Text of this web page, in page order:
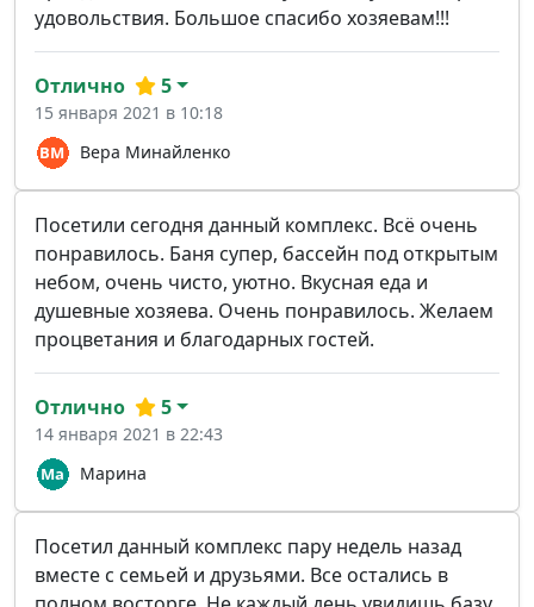
удовольствия. Большое спасибо хозяевам!!!
Вера Минайленко
Отлично 5
15 января 2021 в 10:18
Посетили сегодня данный комплекс. Всё очень
понравилось. Баня супер, бассейн под открытым
небом, очень чисто, уютно. Вкусная еда и
душевные хозяева. Очень понравилось. Желаем
процветания и благодарных гостей.
Марина
Отлично 5
14 января 2021 в 22:43
Посетил данный комплекс пару недель назад
вместе с семьей и друзьями. Все остались в